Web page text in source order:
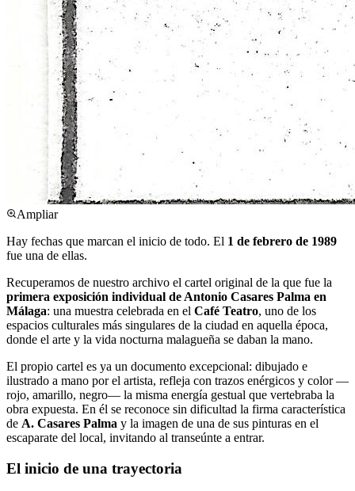
Ampliar
Hay fechas que marcan el inicio de todo. El 1 de febrero de 1989
fue una de ellas.
Recuperamos de nuestro archivo el cartel original de la que fue la
primera exposición individual de Antonio Casares Palma en
Málaga: una muestra celebrada en el Café Teatro, uno de los
espacios culturales más singulares de la ciudad en aquella época,
donde el arte y la vida nocturna malagueña se daban la mano.
El propio cartel es ya un documento excepcional: dibujado e
ilustrado a mano por el artista, refleja con trazos enérgicos y color —
rojo, amarillo, negro— la misma energía gestual que vertebraba la
obra expuesta. En él se reconoce sin dificultad la firma característica
de A. Casares Palma y la imagen de una de sus pinturas en el
escaparate del local, invitando al transeúnte a entrar.
El inicio de una trayectoria